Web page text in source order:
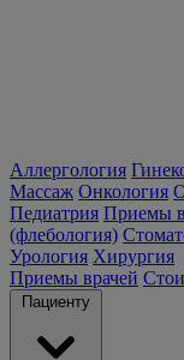
Аллергология
Массаж Онкология
Педиатрия Приемы
(флебология)
Урология Хирургия
Приемы врачей
Пациенту